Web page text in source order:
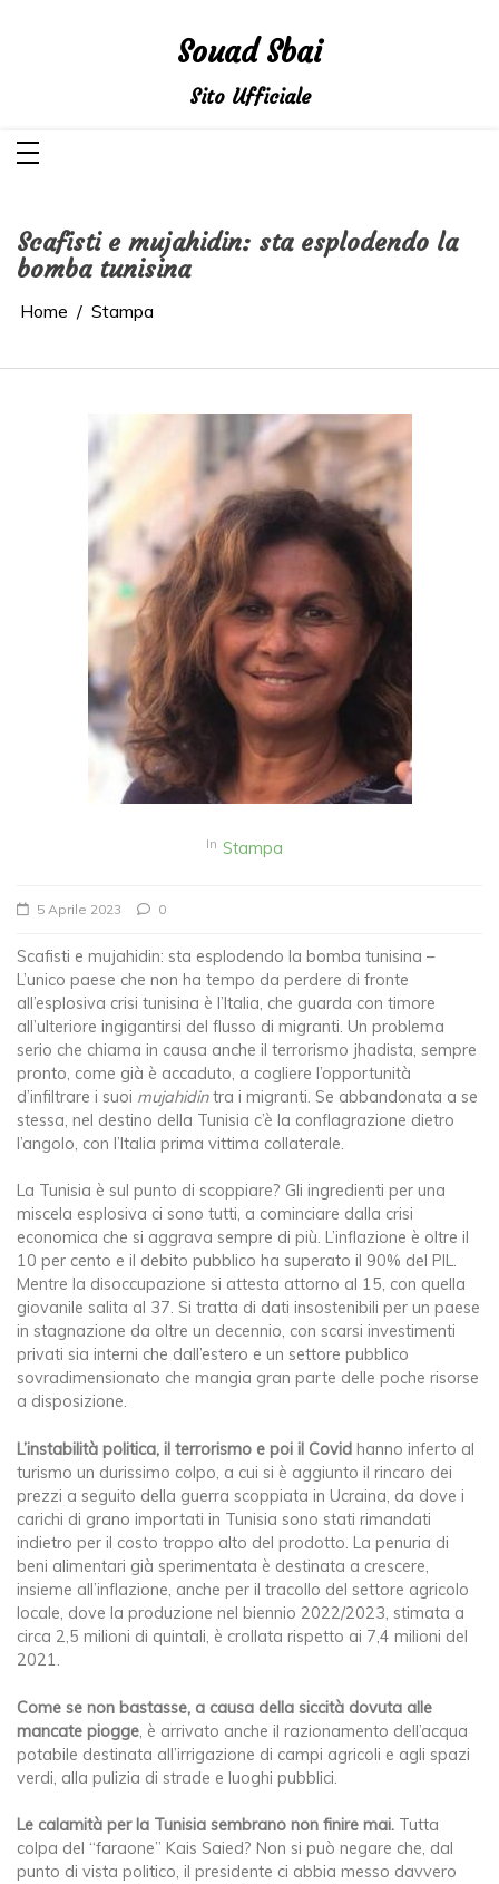
Souad Sbai
Sito Ufficiale
Scafisti e mujahidin: sta esplodendo la
bomba tunisina
Home Stampa
In Stampa
5 Aprile 2023 0
Scafisti e mujahidin: sta esplodendo la bomba tunisina –
L’unico paese che non ha tempo da perdere di fronte
all’esplosiva crisi tunisina è l’Italia, che guarda con timore
all’ulteriore ingigantirsi del flusso di migranti. Un problema
serio che chiama in causa anche il terrorismo jhadista, sempre
pronto, come già è accaduto, a cogliere l’opportunità
d’infiltrare i suoi mujahidintra i migranti. Se abbandonata a se
stessa, nel destino della Tunisia c’è la conflagrazione dietro
l’angolo, con l’Italia prima vittima collaterale.
La Tunisia è sul punto di scoppiare? Gli ingredienti per una
miscela esplosiva ci sono tutti, a cominciare dalla crisi
economica che si aggrava sempre di più. L’inflazione è oltre il
10 per cento e il debito pubblico ha superato il 90% del PIL.
Mentre la disoccupazione si attesta attorno al 15, con quella
giovanile salita al 37. Si tratta di dati insostenibili per un paese
in stagnazione da oltre un decennio, con scarsi investimenti
privati sia interni che dall’estero e un settore pubblico
sovradimensionato che mangia gran parte delle poche risorse
a disposizione.
L’instabilità politica, il terrorismo e poi il Covid hanno inferto al
turismo un durissimo colpo, a cui si è aggiunto il rincaro dei
prezzi a seguito della guerra scoppiata in Ucraina, da dove i
carichi di grano importati in Tunisia sono stati rimandati
indietro per il costo troppo alto del prodotto. La penuria di
beni alimentari già sperimentata è destinata a crescere,
insieme all’inflazione, anche per il tracollo del settore agricolo
locale, dove la produzione nel biennio 2022/2023, stimata a
circa 2,5 milioni di quintali, è crollata rispetto ai 7,4 milioni del
2021.
Come se non bastasse, a causa della siccità dovuta alle
mancate piogge , è arrivato anche il razionamento dell’acqua
potabile destinata all’irrigazione di campi agricoli e agli spazi
verdi, alla pulizia di strade e luoghi pubblici.
Le calamità per la Tunisia sembrano non finire mai. Tutta
colpa del “faraone” Kais Saied? Non si può negare che, dal
punto di vista politico, il presidente ci abbia messo davvero